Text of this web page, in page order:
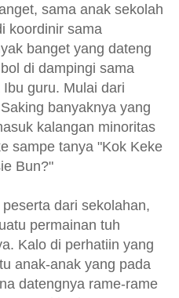
sama anak sekolah
koordinir sama
banget yang dateng
di dampingi sama
guru. Mulai dari
banyaknya yang
kalangan minoritas
sampe tanya "Kok Keke
Bun?"
dari sekolahan,
permainan tuh
Kalo di perhatiin yang
anak-anak yang pada
datengnya rame-rame